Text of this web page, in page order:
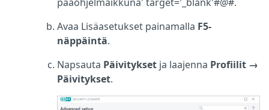
Avaa Lisäasetukset painamalla F5-
näppäintä.
Napsauta Päivitykset ja laajenna Profiilit →
Päivitykset.